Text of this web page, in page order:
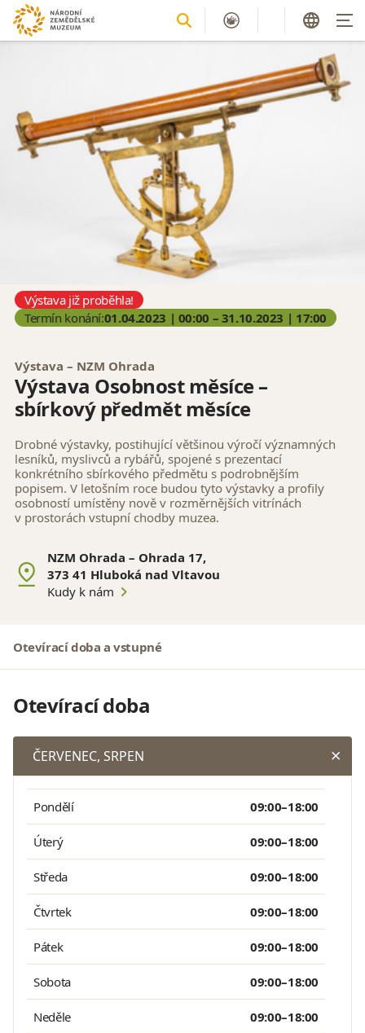
Výstava již proběhla!
Termín konání:01.04.2023 | 00:00 – 31.10.2023 | 17:00
Výstava – NZM Ohrada
Výstava Osobnost měsíce –
sbírkový předmět měsíce
Drobné výstavky, postihující většinou výročí významných
lesníků, myslivců a rybářů, spojené s prezentací
konkrétního sbírkového předmětu s podrobnějším
popisem. V letošním roce budou tyto výstavky a profily
osobností umístěny nově v rozměrnějších vitrínách
v prostorách vstupní chodby muzea.
NZM Ohrada – Ohrada 17,
373 41 Hluboká nad Vltavou
Kudy k nám
Otevírací doba a vstupné
Otevírací doba
ČERVENEC, SRPEN
Pondělí 09:00–18:00
Úterý 09:00–18:00
Středa 09:00–18:00
Čtvrtek 09:00–18:00
Pátek 09:00–18:00
Sobota 09:00–18:00
Neděle 09:00–18:00